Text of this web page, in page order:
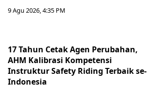
9 Agu 2026, 4:35 PM
17 Tahun Cetak Agen Perubahan,
AHM Kalibrasi Kompetensi
Instruktur Safety Riding Terbaik se-
Indonesia